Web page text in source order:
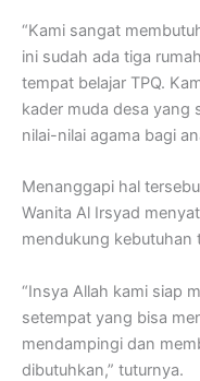
“Kami sangat
ini sudah ada tiga
tempat belajar TPQ.
kader muda desa yang
nilai-nilai agama bagi
Menanggapi hal
Wanita Al Irsyad
mendukung kebutuhan
“Insya Allah kami siap
setempat yang bisa
mendampingi dan
dibutuhkan,” tuturnya.